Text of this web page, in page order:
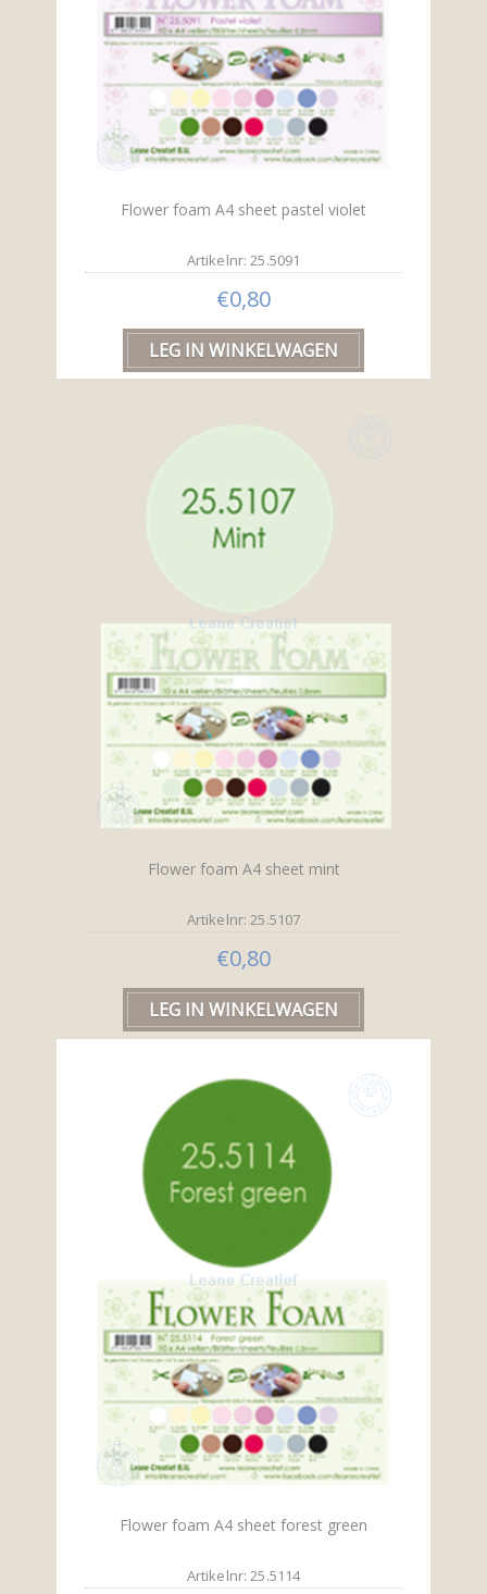
Flower foam A4 sheet pastel violet
Artikelnr: 25.5091
€0,80
Flower foam A4 sheet mint
Artikelnr: 25.5107
€0,80
Flower foam A4 sheet forest green
Artikelnr: 25.5114